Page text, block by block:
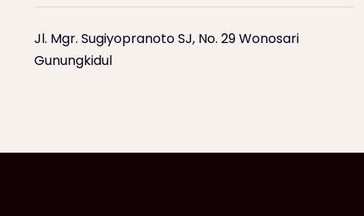
Jl. Mgr. Sugiyopranoto SJ, No. 29 Wonosari
Gunungkidul